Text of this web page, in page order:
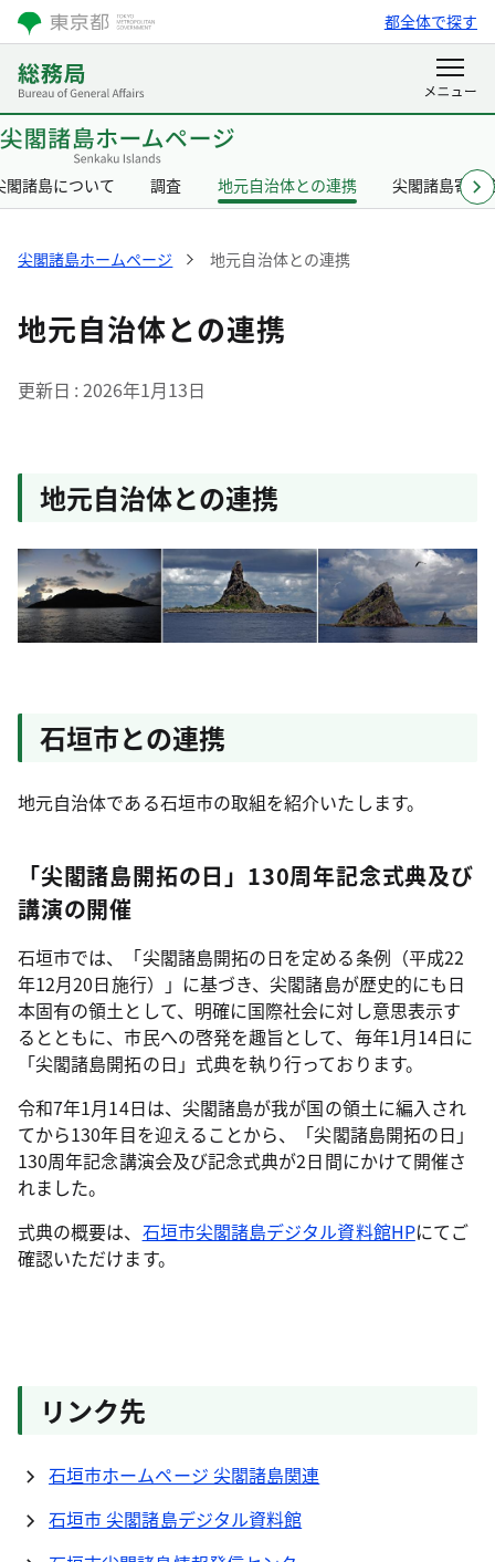
都全体で探す
閣諸島について 調査 地元自治体との連携 尖閣諸島寄附
尖閣諸島ホームページ 地元自治体との連携
地元自治体との連携
更新日 2026年1月13日
地元自治体との連携
石垣市との連携
地元自治体である石垣市の取組を紹介いたします。
「尖閣諸島開拓の日」130周年記念式典及び
講演の開催
石垣市では、「尖閣諸島開拓の日を定める条例（平成22
年12月20日施行）」に基づき、尖閣諸島が歴史的にも日
本固有の領土として、明確に国際社会に対し意思表示す
るとともに、市民への啓発を趣旨として、毎年1月14日に
「尖閣諸島開拓の日」式典を執り行っております。
令和7年1月14日は、尖閣諸島が我が国の領土に編入され
てから130年目を迎えることから、「尖閣諸島開拓の日」
130周年記念講演会及び記念式典が2日間にかけて開催さ
れました。
式典の概要は、 石垣市尖閣諸島デジタル資料館HPにてご
確認いただけます。
リンク先
石垣市ホームページ 尖閣諸島関連
石垣市 尖閣諸島デジタル資料館